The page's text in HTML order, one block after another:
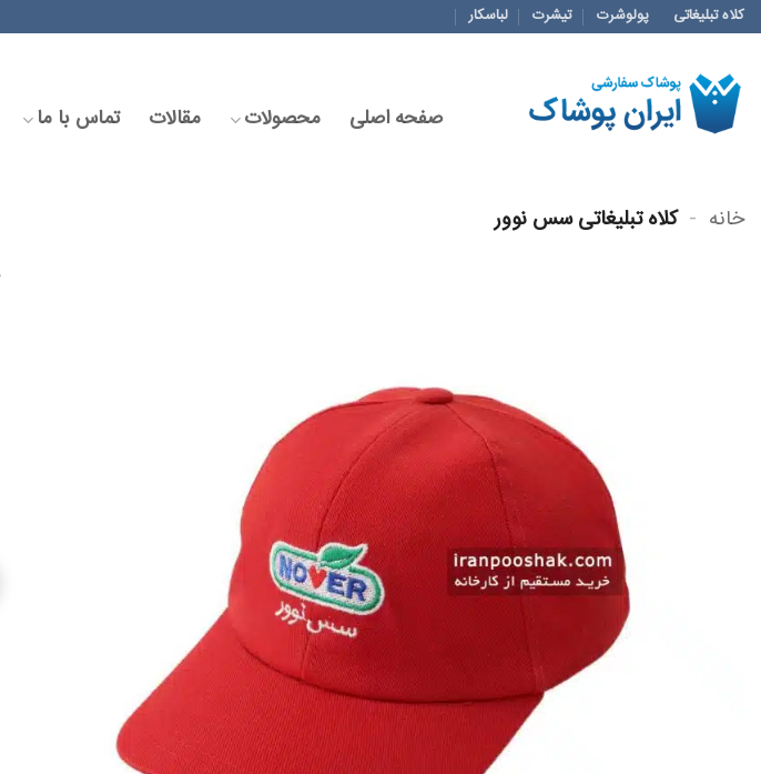
Skip
to
content
کلاه تبلیغاتی پولوشرت تیشرت لباسکار
صفحه اصلی محصولات مقالات تماس با ما
خانه - کلاه تبلیغاتی سس نوور